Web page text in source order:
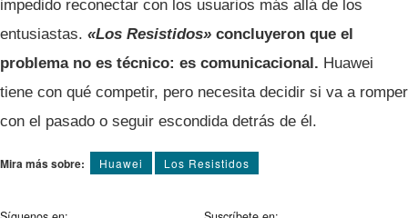
impedido reconectar con los usuarios más allá de los
entusiastas. «Los Resistidos» concluyeron que el
problema no es técnico: es comunicacional. Huawei
tiene con qué competir, pero necesita decidir si va a romper
con el pasado o seguir escondida detrás de él.
Mira más sobre: Huawei Los Resistidos